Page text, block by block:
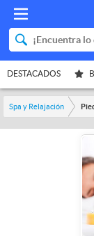
DESTACADOS
Spa y Relajación